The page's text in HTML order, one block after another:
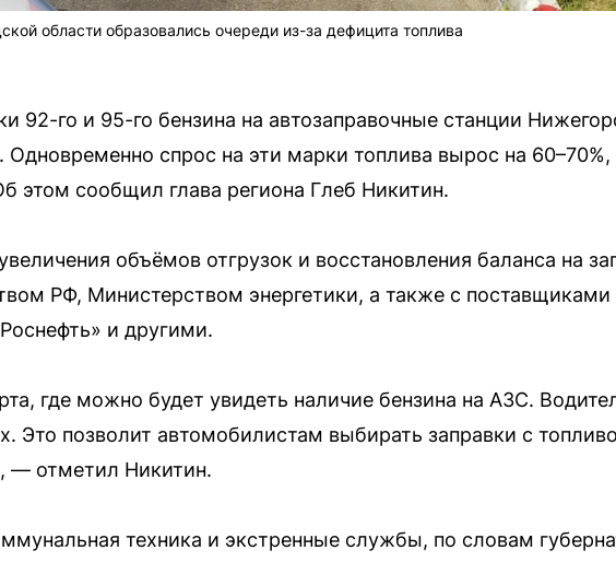
области образовались очереди из-за дефицита топлива
92-го и 95-го бензина на автозаправочные станции
Одновременно спрос на эти марки топлива вырос на 60–70%,
этом сообщил глава региона Глеб Никитин.
объёмов отгрузок и восстановления баланса на
РФ, Министерством энергетики, а также с
и другими.
где можно будет увидеть наличие бензина на АЗС.
Это позволит автомобилистам выбирать заправки с
— отметил Никитин.
техника и экстренные службы, по словам